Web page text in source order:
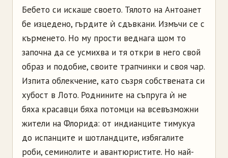
Бебето си искаше своето. Тялото на Антоанет
бе изцедено, гърдите ѝ сдъвкани. Измъчи се с
кърменето. Но му прости веднага щом то
започна да се усмихва и тя откри в него свой
образ и подобие, своите трапчинки и своя чар.
Изпита облекчение, като съзря собствената си
хубост в Лото. Роднините на съпруга ѝ не
бяха красавци бяха потомци на всевъзможни
жители на Флорида: от индианците тимукуа
до испанците и шотландците, избягалите
роби, семинолите и авантюристите. Но най-